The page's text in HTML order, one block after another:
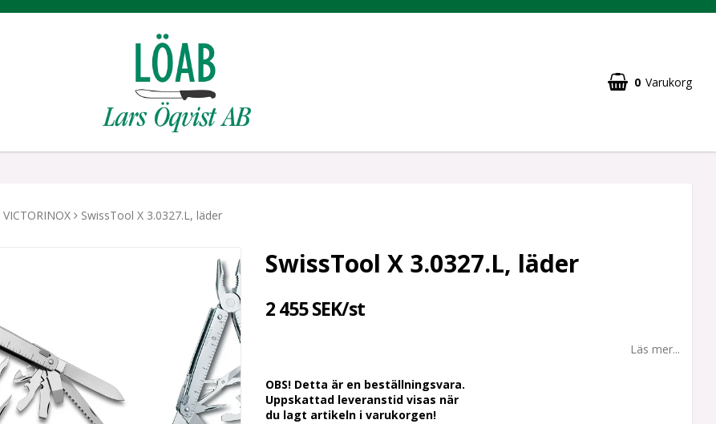
0 Varukorg
VICTORINOX SwissTool X 3.0327.L, läder
SwissTool X 3.0327.L, läder
2 455 SEK/st
Läs mer...
OBS! Detta är en beställningsvara.
Uppskattad leveranstid visas när
du lagt artikeln i varukorgen!